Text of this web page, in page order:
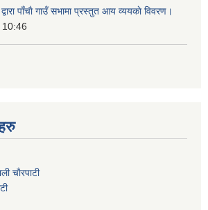
द्वारा पाँचाै गाउँ सभामा प्रस्तुत आय व्ययकाे विवरण।
चाैरपाटी